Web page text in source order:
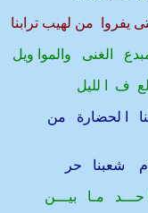
يفروا من لهيب ترابنا
الغنى والموا ويل
ف ا لليل
ا لحضارة من
شعبنا حر
مـا بيـــن